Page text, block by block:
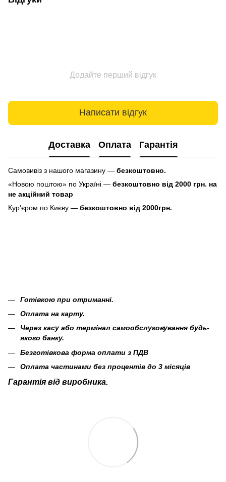
Додайте перший відгук
Написати відгук
Доставка Оплата Гарантія
Самовивіз з нашого магазину — безкоштовно.
«Новою поштою» по Україні — безкоштовно від 2000 грн. на
не акційний товар
Кур'єром по Києву — безкоштовно від 2000грн.
Готівкою при отриманні.
Оплата на карту.
Через касу або термінал самообслуговування будь-
якого банку.
Безготівкова форма оплати з ПДВ
Оплата частинами без процентів до 3 місяців
Гарантія від виробника.